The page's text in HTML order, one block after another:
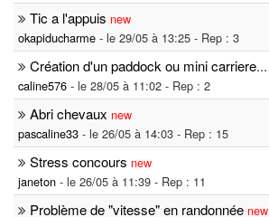
Tic a l'appuis new
okapiducharme - le 29/05 à 13:25 - Rep : 3
Création d'un paddock ou mini carriere...
caline576 - le 28/05 à 11:02 - Rep : 2
Abri chevaux new
pascaline33 - le 26/05 à 14:03 - Rep : 15
Stress concours new
janeton - le 26/05 à 11:39 - Rep : 11
Problème de "vitesse" en randonnée new